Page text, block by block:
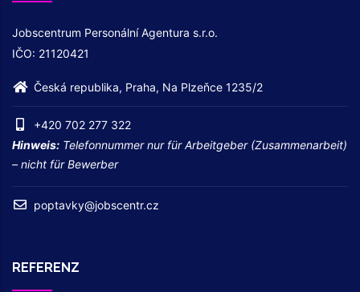
Jobscentrum Personální Agentura s.r.o.
IČO: 21120421
Česká republika, Praha, Na Plzeňce 1235/2
+420 702 277 322
Hinweis: Telefonnummer nur für Arbeitgeber (Zusammenarbeit)
– nicht für Bewerber
poptavky@jobscentr.cz
REFERENZ